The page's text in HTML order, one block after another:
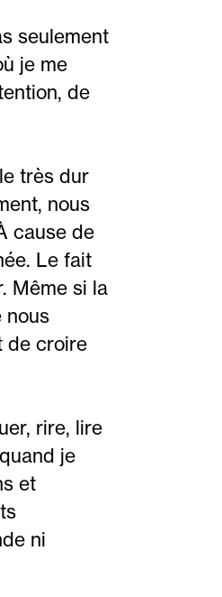
seulement
je me
de
très dur
nous
cause de
Le fait
Même si la
nous
de croire
rire, lire
je
et
ni